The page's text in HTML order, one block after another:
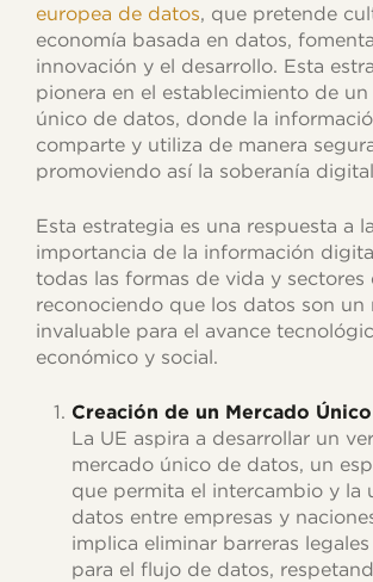
europea de datos, que pretende
economía basada en datos,
innovación y el desarrollo. Esta
pionera en el establecimiento de
único de datos, donde la
comparte y utiliza de manera
promoviendo así la soberanía
Esta estrategia es una respuesta a
importancia de la información
todas las formas de vida y sectores
reconociendo que los datos son un
invaluable para el avance
económico y social.
Creación de un Mercado
La UE aspira a desarrollar un
mercado único de datos, un
que permita el intercambio y la
datos entre empresas y
implica eliminar barreras
para el flujo de datos,